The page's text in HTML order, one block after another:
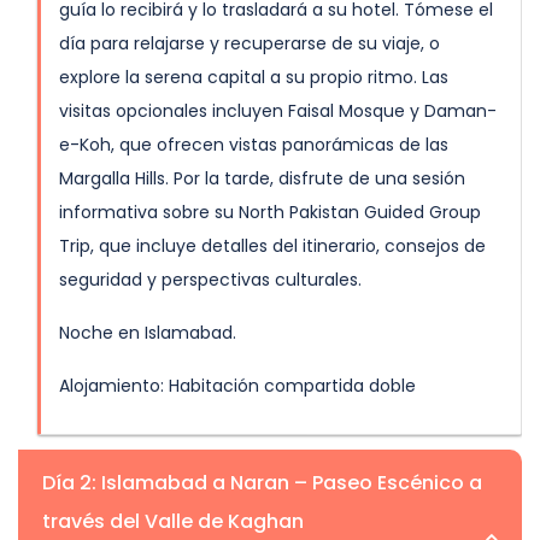
guía lo recibirá y lo trasladará a su hotel. Tómese el
día para relajarse y recuperarse de su viaje, o
explore la serena capital a su propio ritmo. Las
visitas opcionales incluyen Faisal Mosque y Daman-
e-Koh, que ofrecen vistas panorámicas de las
Margalla Hills. Por la tarde, disfrute de una sesión
informativa sobre su North Pakistan Guided Group
Trip, que incluye detalles del itinerario, consejos de
seguridad y perspectivas culturales.
Noche en Islamabad.
Alojamiento: Habitación compartida doble
Día 2: Islamabad a Naran – Paseo Escénico a
través del Valle de Kaghan